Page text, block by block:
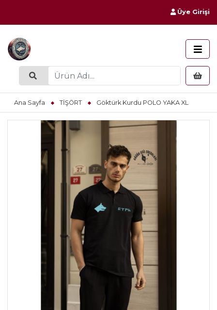
Üye Girişi
Ana Sayfa TİŞÖRT Göktürk Kurdu POLO YAKA XL